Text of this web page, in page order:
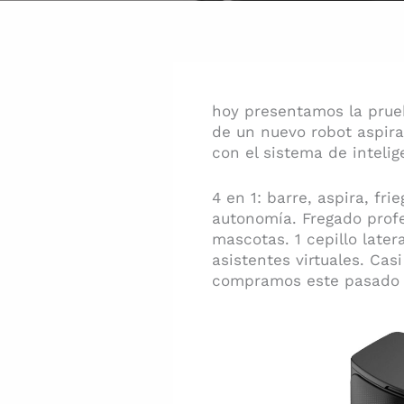
hoy presentamos la
de un nuevo robot
con el sistema de
4 en 1: barre, aspira,
autonomía. Fregado
mascotas. 1 cepillo
asistentes virtuales.
compramos este